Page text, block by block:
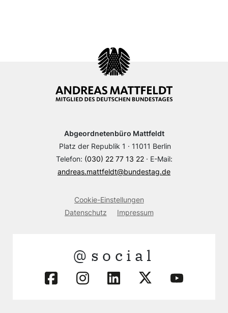
Abgeordnetenbüro Mattfeldt
Platz der Republik 1 · 11011 Berlin
Telefon: (030) 22 77 13 22· E-Mail:
andreas.mattfeldt@bundestag.de
Cookie-Einstellungen
Datenschutz
Impressum
@social